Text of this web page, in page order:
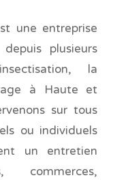
une entreprise
plusieurs
la
à Haute et
sur tous
ou individuels
un entretien
commerces,